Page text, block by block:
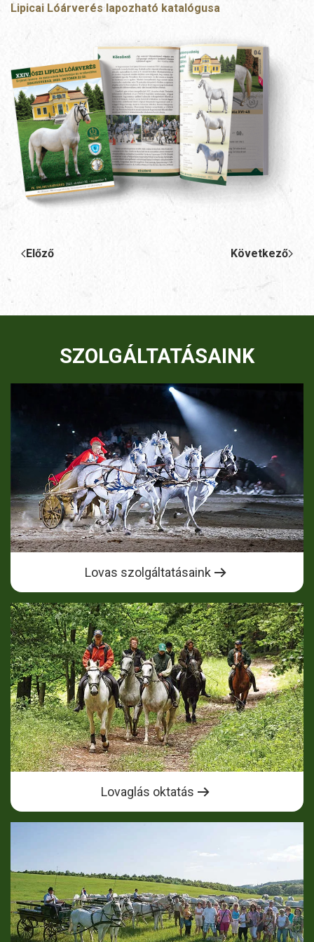
Lipicai Lóárverés lapozható katalógusa
Előző Következő
SZOLGÁLTATÁSAINK
Lovas szolgáltatásaink
Lovaglás oktatás